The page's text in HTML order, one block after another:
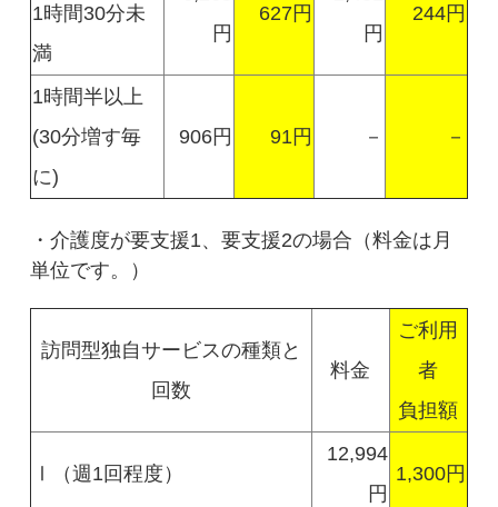
1時間30分未
満
円
627円
円
244円
1時間半以上
(30分増す毎
に)
906円 91円 － －
・介護度が要支援1、要支援2の場合（料金は月
単位です。）
訪問型独自サービスの種類と
回数
料金
ご利用
者
負担額
Ⅰ（週1回程度）
12,994
円
1,300円